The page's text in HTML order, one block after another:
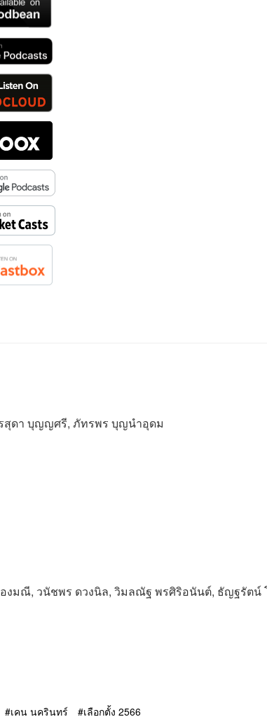
สุดา บุญญศรี, ภัทรพร บุญนำอุดม
งมณี, วนัชพร ดวงนิล, วิมลณัฐ พรศิริอนันต์, ธัญฐรัตน์
เคน นครินทร์ เลือกตั้ง 2566